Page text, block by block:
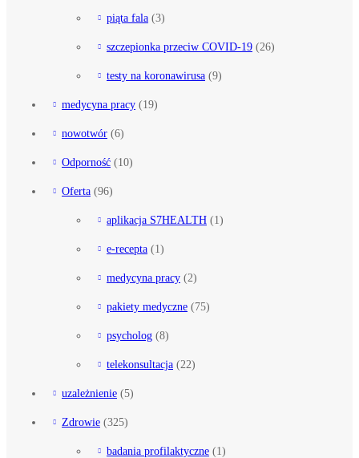
piąta fala (3)
szczepionka przeciw COVID-19 (26)
testy na koronawirusa (9)
medycyna pracy (19)
nowotwór (6)
Odporność (10)
Oferta (96)
aplikacja S7HEALTH (1)
e-recepta (1)
medycyna pracy (2)
pakiety medyczne (75)
psycholog (8)
telekonsultacja (22)
uzależnienie (5)
Zdrowie (325)
badania profilaktyczne (1)